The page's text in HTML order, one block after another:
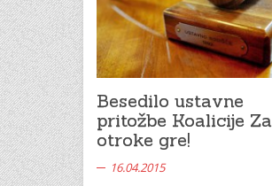
Besedilo ustavne
pritožbe Koalicije Za
otroke gre!
16.04.2015